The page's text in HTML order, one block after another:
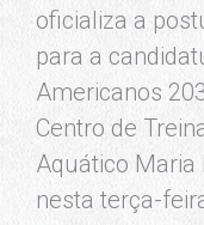
oficializa a
para a
Americanos
Centro de
Aquático Maria
nesta terça-